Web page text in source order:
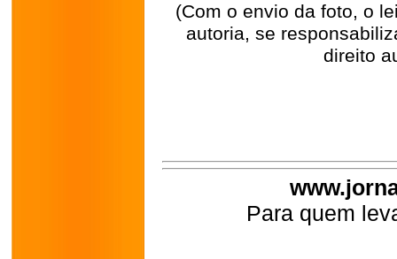
(Com o envio da foto, o
autoria, se
direito
Para quem